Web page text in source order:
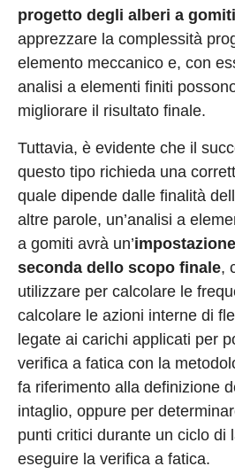
progetto degli alberi a gomiti
apprezzare la complessità
elemento meccanico e, con
analisi a elementi finiti
migliorare il risultato finale.
Tuttavia, è evidente che il
questo tipo richieda una
quale dipende dalle finalità
altre parole, un’analisi a
a gomiti avrà un’
seconda dello scopo finale,
utilizzare per calcolare le
calcolare le azioni interne di
legate ai carichi applicati per
verifica a fatica con la
fa riferimento alla definizione
intaglio, oppure per
punti critici durante un ciclo di
eseguire la verifica a fatica.